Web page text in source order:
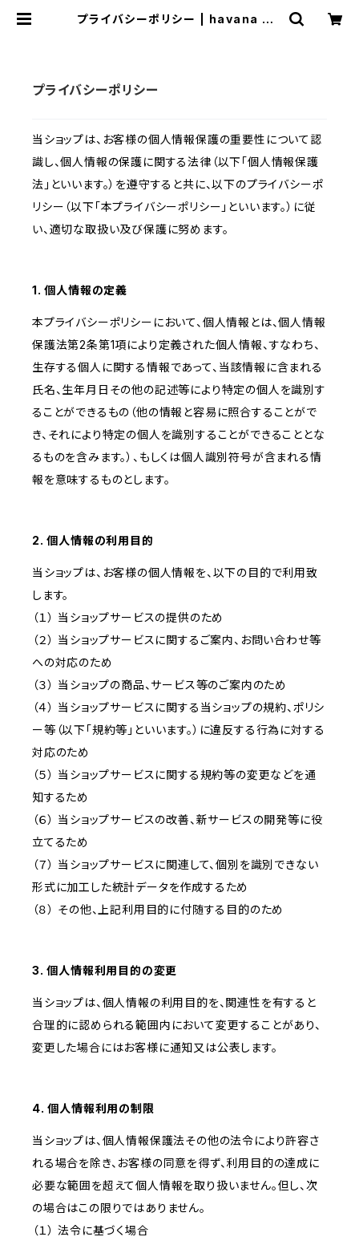
プライバシーポリシー | havana aff
プライバシーポリシー
当ショップは、お客様の個人情報保護の重要性について認
識し、個人情報の保護に関する法律（以下「個人情報保護
法」といいます。）を遵守すると共に、以下のプライバシーポ
リシー（以下「本プライバシーポリシー」といいます。）に従
い、適切な取扱い及び保護に努めます。
1. 個人情報の定義
本プライバシーポリシーにおいて、個人情報とは、個人情報
保護法第2条第1項により定義された個人情報、すなわち、
生存する個人に関する情報であって、当該情報に含まれる
氏名、生年月日その他の記述等により特定の個人を識別す
ることができるもの（他の情報と容易に照合することがで
き、それにより特定の個人を識別することができることとな
るものを含みます。）、もしくは個人識別符号が含まれる情
報を意味するものとします。
2. 個人情報の利用目的
当ショップは、お客様の個人情報を、以下の目的で利用致
します。
（１） 当ショップサービスの提供のため
（２） 当ショップサービスに関するご案内、お問い合わせ等
への対応のため
（３） 当ショップの商品、サービス等のご案内のため
（４） 当ショップサービスに関する当ショップの規約、ポリシ
ー等（以下「規約等」といいます。）に違反する行為に対する
対応のため
（５） 当ショップサービスに関する規約等の変更などを通
知するため
（６） 当ショップサービスの改善、新サービスの開発等に役
立てるため
（７） 当ショップサービスに関連して、個別を識別できない
形式に加工した統計データを作成するため
（８） その他、上記利用目的に付随する目的のため
3. 個人情報利用目的の変更
当ショップは、個人情報の利用目的を、関連性を有すると
合理的に認められる範囲内において変更することがあり、
変更した場合にはお客様に通知又は公表します。
4. 個人情報利用の制限
当ショップは、個人情報保護法その他の法令により許容さ
れる場合を除き、お客様の同意を得ず、利用目的の達成に
必要な範囲を超えて個人情報を取り扱いません。但し、次
の場合はこの限りではありません。
（１） 法令に基づく場合